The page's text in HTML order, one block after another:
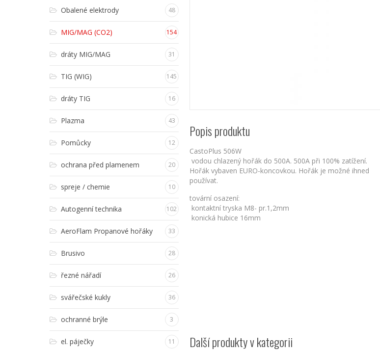
Obalené elektrody 48
MIG/MAG (CO2) 154
dráty MIG/MAG 31
TIG (WIG) 145
dráty TIG 16
Plazma 43
Pomůcky 12
ochrana před plamenem 20
spreje / chemie 10
Autogenní technika 102
AeroFlam Propanové hořáky 33
Brusivo 28
řezné nářadí 26
svářečské kukly 36
ochranné brýle 3
el. páječky 11
Popis produktu
CastoPlus 506W
vodou chlazený hořák do 500A. 500A při 100% zatížení.
Hořák vybaven EURO-koncovkou. Hořák je možné ihned
používat.
tovární osazení:
kontaktní tryska M8- pr.1,2mm
konická hubice 16mm
Další produkty v kategorii